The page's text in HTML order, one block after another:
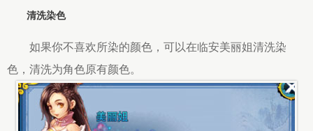
清洗染色
如果你不喜欢所染的颜色，可以在临安美丽姐清洗染
色，清洗为角色原有颜色。